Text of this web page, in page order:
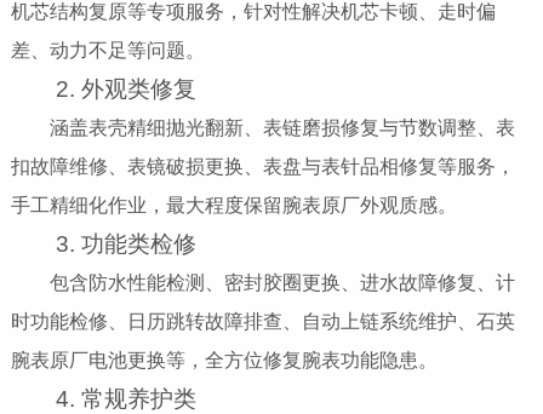
机芯结构复原等专项服务，针对性解决机芯卡顿、走时偏
差、动力不足等问题。
2. 外观类修复
涵盖表壳精细抛光翻新、表链磨损修复与节数调整、表
扣故障维修、表镜破损更换、表盘与表针品相修复等服务，
手工精细化作业，最大程度保留腕表原厂外观质感。
3. 功能类检修
包含防水性能检测、密封胶圈更换、进水故障修复、计
时功能检修、日历跳转故障排查、自动上链系统维护、石英
腕表原厂电池更换等，全方位修复腕表功能隐患。
4. 常规养护类